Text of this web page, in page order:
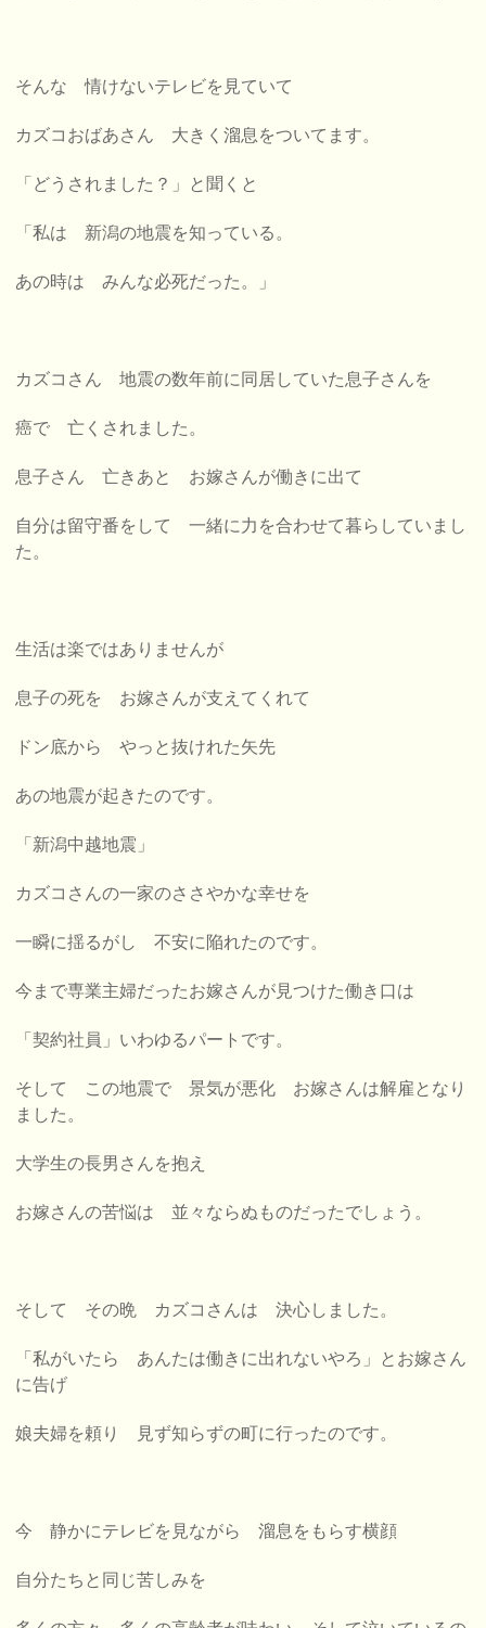
そんな 情けないテレビを見ていて
カズコおばあさん 大きく溜息をついてます。
「どうされました？」と聞くと
「私は 新潟の地震を知っている。
あの時は みんな必死だった。」
カズコさん 地震の数年前に同居していた息子さんを
癌で 亡くされました。
息子さん 亡きあと お嫁さんが働きに出て
自分は留守番をして 一緒に力を合わせて暮らしていまし
た。
生活は楽ではありませんが
息子の死を お嫁さんが支えてくれて
ドン底から やっと抜けれた矢先
あの地震が起きたのです。
「新潟中越地震」
カズコさんの一家のささやかな幸せを
一瞬に揺るがし 不安に陥れたのです。
今まで専業主婦だったお嫁さんが見つけた働き口は
「契約社員」いわゆるパートです。
そして この地震で 景気が悪化 お嫁さんは解雇となり
ました。
大学生の長男さんを抱え
お嫁さんの苦悩は 並々ならぬものだったでしょう。
そして その晩 カズコさんは 決心しました。
「私がいたら あんたは働きに出れないやろ」とお嫁さん
に告げ
娘夫婦を頼り 見ず知らずの町に行ったのです。
今 静かにテレビを見ながら溜息をもらす横顔
自分たちと同じ苦しみを